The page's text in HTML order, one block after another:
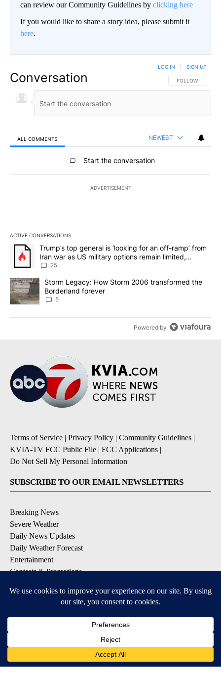
can review our Community Guidelines by clicking here
If you would like to share a story idea, please submit it
here.
Conversation FOLLOW THIS
FOLLOW
LOG IN SIGN UP
ALL COMMENTS NEWEST
All Comments
Start the conversation
ADVERTISEMENT
ACTIVE CONVERSATIONS
The following is a list of the most commented articles in the last
A trending article titled "Trump’s top general is ‘looking for an
Trump’s top general is ‘looking for an off-ramp’ from
Iran war as US military options remain limited,
sources say
25
A trending article titled "Storm Legacy: How Storm 2006
Storm Legacy: How Storm 2006 transformed the
Borderland forever
5
Powered by
Terms of Service | Privacy Policy | Community Guidelines |
KVIA-TV FCC Public File | FCC Applications |
Do Not Sell My Personal Information
SUBSCRIBE TO OUR EMAIL NEWSLETTERS
Breaking News
Severe Weather
Daily News Updates
Daily Weather Forecast
Entertainment
Contests & Promotions
DOWNLOAD OUR APPS
Available for iOS and Android